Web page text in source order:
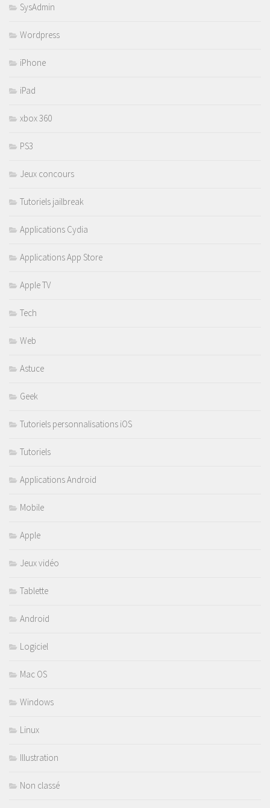
SysAdmin
Wordpress
iPhone
iPad
xbox 360
PS3
Jeux concours
Tutoriels jailbreak
Applications Cydia
Applications App Store
Apple TV
Tech
Web
Astuce
Geek
Tutoriels personnalisations iOS
Tutoriels
Applications Android
Mobile
Apple
Jeux vidéo
Tablette
Android
Logiciel
Mac OS
Windows
Linux
Illustration
Non classé